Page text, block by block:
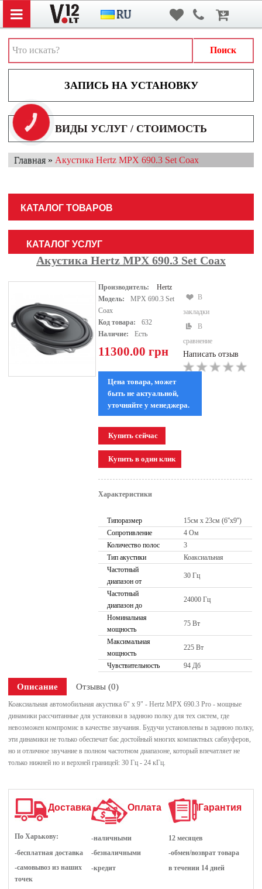
Поиск
ВИДЫ УСЛУГ / СТОИМОСТЬ
Вход/Регистрация
АВТОЗВУК
АКСЕССУАРЫ И ДОПОЛНИТЕЛЬНОЕ ОБОРУДОВАНИЕ
ВИДЕОРЕГИСТРАТОРЫ
МУЛЬТИМЕДИА
НАВИГАТОРЫ
ПАРКОВОЧНЫЕ СИСТЕМЫ
ТОНИРОВАНИЕ / БРОНИРОВАНИЕ
Главная » Акустика Hertz MPX 690.3 Set Coax
КАТАЛОГ ТОВАРОВ
КАТАЛОГ УСЛУГ
Акустика Hertz MPX 690.3 Set Coax
Производитель:
Hertz
Модель:
MPX 690.3 Set
Coax
Код товара:
632
Наличие:
Есть
11300.00 грн
Цена товара, может
быть не актуальной,
уточняйте у менеджера.
В
закладки
В
сравнение
Написать отзыв
Характеристики
Типоразмер
15см x 23см (6''х9'')
Сопротивление
4 Ом
Количество полос
3
Тип акустики
Коаксиальная
Частотный
диапазон от
30 Гц
Частотный
диапазон до
24000 Гц
Номинальная
мощность
75 Вт
Максимальная
мощность
225 Вт
Чувствительность 94 Дб
Описание Отзывы (0)
Коаксиальная автомобильная акустика 6" х 9" - Hertz MPX 690.3 Pro - мощные
динамики рассчитанные для установки в заднюю полку для тех систем, где
невозможен компромис в качестве звучания. Будучи установлены в заднюю полку,
эти динамики не только обеспечат бас достойный многих компактных сабвуферов,
но и отличное звучание в полном частотном диапазоне, который впечатляет не
только нижней но и верхней границей: 30 Гц - 24 кГц.
Доставка
По Харькову:
-бесплатная доставка
-самовывоз из наших
точек
Оплата
-наличными
-безналичными
-кредит
Гарантия
12 месяцев
-обмен/возврат товара
в течении 14 дней
КНОПКА
ЗВ'ЯЗКУ